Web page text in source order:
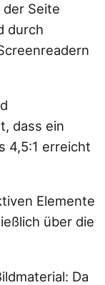
Seite
durch
dass ein
4,5:1 erreicht
Elemente
über die
Da